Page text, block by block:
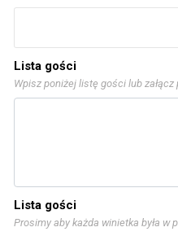
Lista gości
Wpisz poniżej listę gości lub załącz
Lista gości
Prosimy aby każda winietka była w